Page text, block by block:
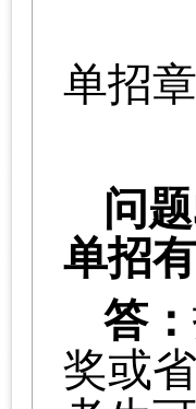
（
单招
问题
单招
答：
奖或